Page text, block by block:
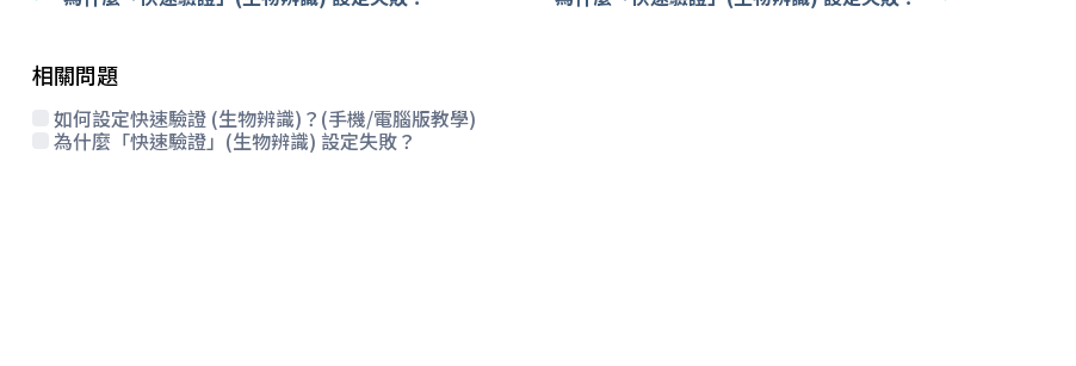
相關問題
如何設定快速驗證 (生物辨識)？(手機/電腦版教學)
為什麼「快速驗證」(生物辨識) 設定失敗？